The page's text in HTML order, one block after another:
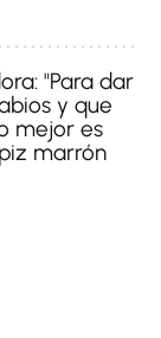
"Para dar
y que
mejor es
marrón